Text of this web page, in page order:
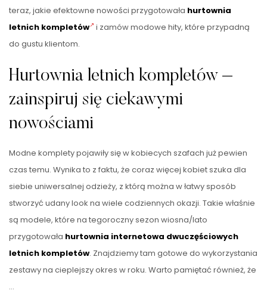
teraz, jakie efektowne nowości przygotowała hurtownia
letnich kompletów i zamów modowe hity, które przypadną
do gustu klientom.
Hurtownia letnich kompletów –
zainspiruj się ciekawymi
nowościami
Modne komplety pojawiły się w kobiecych szafach już pewien
czas temu. Wynika to z faktu, że coraz więcej kobiet szuka dla
siebie uniwersalnej odzieży, z którą można w łatwy sposób
stworzyć udany look na wiele codziennych okazji. Takie właśnie
są modele, które na tegoroczny sezon wiosna/lato
przygotowała hurtownia internetowa dwuczęściowych
letnich kompletów. Znajdziemy tam gotowe do wykorzystania
zestawy na cieplejszy okres w roku. Warto pamiętać również, że
…